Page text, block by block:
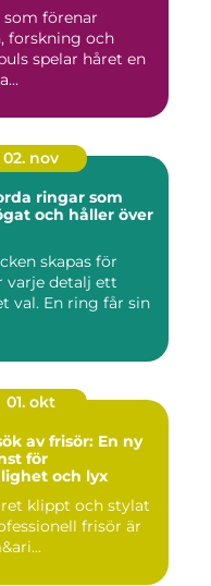
som förenar
forskning och
spelar håret en
02. nov
ringar som
och håller över
skapas för
varje detalj ett
val. En ring får sin
01. okt
av frisör: En ny
för
och lyx
klippt och stylat
frisör är